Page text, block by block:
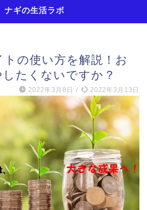
ナギの生活ラボ
の使い方を解説！お
たくないですか？
2022年3月8日 / 2022年3月13日